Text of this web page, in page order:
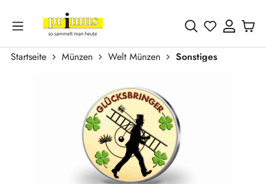
Zum Hauptinhalt springen
Du hast 0
Startseite Münzen Welt Münzen
Sonstiges